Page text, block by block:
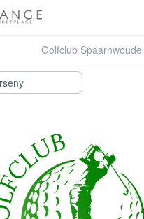
Golfclub Spaarnwoude